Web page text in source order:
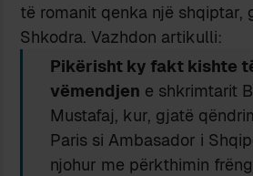
të romanit qenka një shqiptar,
Shkodra. Vazhdon artikulli:
Pikërisht ky fakt kishte
vëmendjen e shkrimtarit
Mustafaj, kur, gjatë
Paris si Ambasador i
njohur me përkthimin